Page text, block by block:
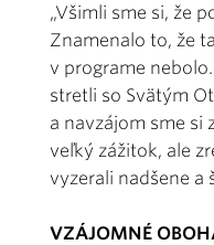
„Všimli sme si, že
Znamenalo to, že
v programe
stretli so Svätým
a navzájom sme si
veľký zážitok, ale
vyzerali nadšene a
VZÁJOMNÉ